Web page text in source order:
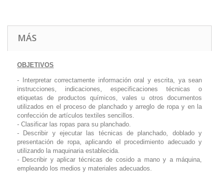
MÁS
OBJETIVOS
- Interpretar correctamente información oral y escrita, ya sean
instrucciones, indicaciones, especificaciones técnicas o
etiquetas de productos químicos, vales u otros documentos
utilizados en el proceso de planchado y arreglo de ropa y en la
confección de artículos textiles sencillos.
- Clasificar las ropas para su planchado.
- Describir y ejecutar las técnicas de planchado, doblado y
presentación de ropa, aplicando el procedimiento adecuado y
utilizando la maquinaria establecida.
- Describir y aplicar técnicas de cosido a mano y a máquina,
empleando los medios y materiales adecuados.